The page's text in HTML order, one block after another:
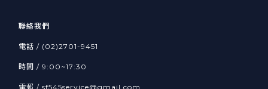
聯絡我們
電話 / (02)2701-9451
時間 / 9:00~17:30
電郵 / sf545service@gmail.com